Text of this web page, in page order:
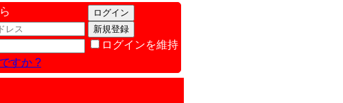
ログインを維持
すか ?